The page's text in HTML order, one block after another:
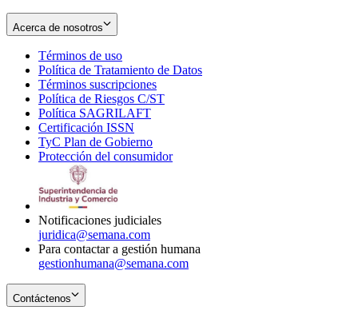
Acerca de nosotros
Términos de uso
in
new
window
Política de Tratamiento de Datos
Términos suscripciones
in
Política de Riesgos C/ST
Política SAGRILAFT
new
window
Certificación ISSN
in
new
TyC Plan de Gobierno
in
Protección del consumidorOpens
Notificaciones judiciales
juridica@semana.com
Para contactar a gestión humana
gestionhumana@semana.com
Contáctenos